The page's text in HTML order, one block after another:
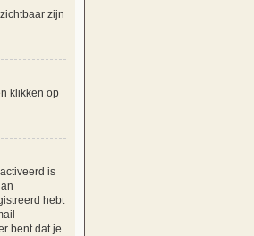
zijn
klikken op
is
hebt
bent dat je